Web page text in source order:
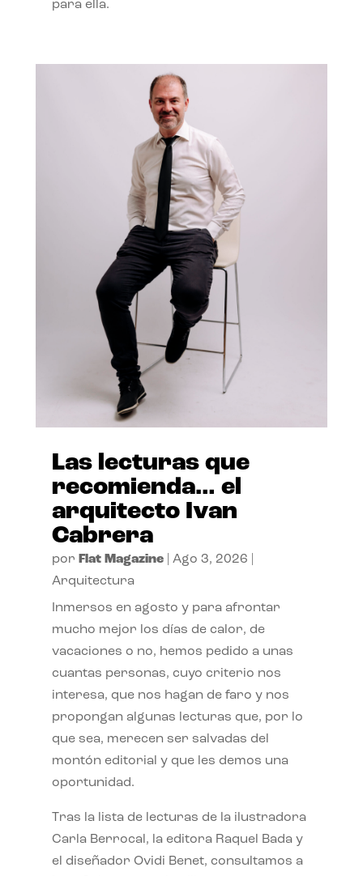
para ella.
Las lecturas que
recomienda… el
arquitecto Ivan
Cabrera
por Flat Magazine| Ago 3, 2026
Arquitectura
Inmersos en agosto y para afrontar
mucho mejor los días de calor, de
vacaciones o no, hemos pedido a unas
cuantas personas, cuyo criterio nos
interesa, que nos hagan de faro y nos
propongan algunas lecturas que, por lo
que sea, merecen ser salvadas del
montón editorial y que les demos una
oportunidad.
Tras la lista de lecturas de la ilustradora
Carla Berrocal, la editora Raquel Bada y
el diseñador Ovidi Benet, consultamos a